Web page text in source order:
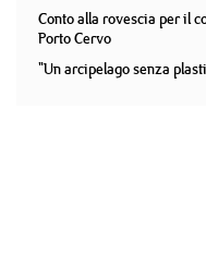
Conto alla rovescia per il
Porto Cervo
"Un arcipelago senza